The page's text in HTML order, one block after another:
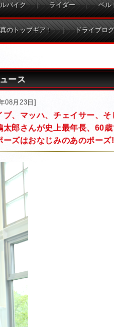
バイク ライダー ベル
のトップギア！ ドライブログ
ース
08月23日]
ブ、マッハ、チェイサー、
太郎さんが史上最年長、60
ーズはおなじみのあのポーズ